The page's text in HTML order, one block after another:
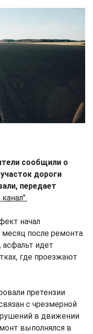
сообщили о
дороги
передает
канал".
начал
после ремонта
асфальт идет
где проезжают
претензии
с чрезмерной
в движении
выполнялся в